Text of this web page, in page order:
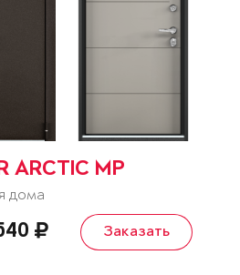
ARCTIC MP
дома
Заказать